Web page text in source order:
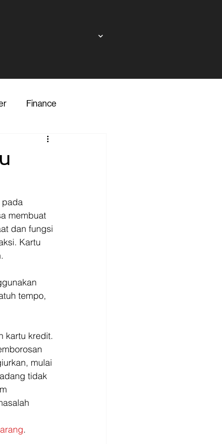
Finance
pada
membuat
dan fungsi
Kartu
tempo,
kartu kredit.
mulai
tidak
.